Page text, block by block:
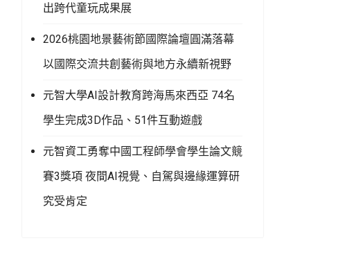
出跨代童玩成果展
2026桃園地景藝術節國際論壇圓滿落幕
以國際交流共創藝術與地方永續新視野
元智大學AI設計教育跨海馬來西亞 74名
學生完成3D作品、51件互動遊戲
元智資工勇奪中國工程師學會學生論文競
賽3獎項 夜間AI視覺、自駕與邊緣運算研
究受肯定